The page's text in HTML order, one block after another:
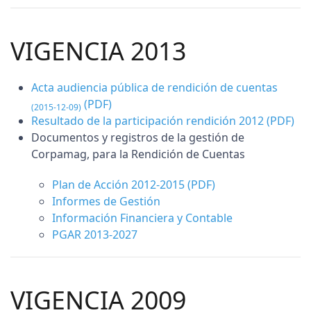
VIGENCIA 2013
Acta audiencia pública de rendición de cuentas
(2015-12-09) (PDF)
Resultado de la participación rendición 2012(PDF)
Documentos y registros de la gestión de
Corpamag, para la Rendición de Cuentas
Plan de Acción 2012-2015(PDF)
Informes de Gestión
Información Financiera y Contable
PGAR 2013-2027
VIGENCIA 2009